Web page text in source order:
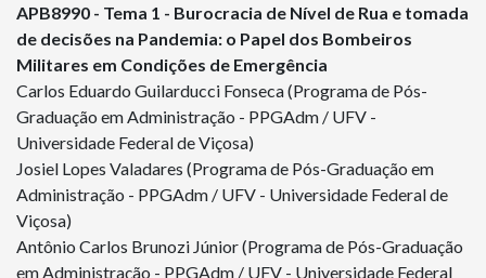
APB8990 - Tema 1 - Burocracia de Nível de Rua e tomada
de decisões na Pandemia: o Papel dos Bombeiros
Militares em Condições de Emergência
Carlos Eduardo Guilarducci Fonseca (Programa de Pós-
Graduação em Administração - PPGAdm / UFV -
Universidade Federal de Viçosa)
Josiel Lopes Valadares (Programa de Pós-Graduação em
Administração - PPGAdm / UFV - Universidade Federal de
Viçosa)
Antônio Carlos Brunozi Júnior (Programa de Pós-Graduação
em Administração - PPGAdm / UFV - Universidade Federal